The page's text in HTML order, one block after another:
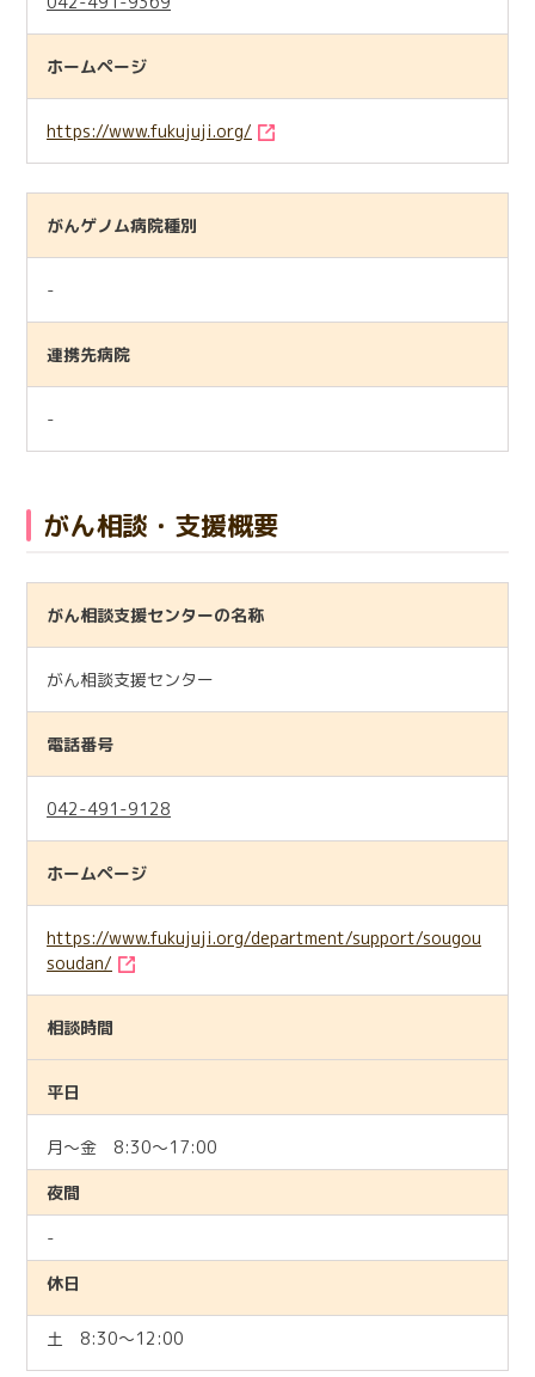
ホームページ
https://www.fukujuji.org/
がんゲノム病院種別
-
連携先病院
-
がん相談・支援概要
がん相談支援センターの名称
がん相談支援センター
電話番号
042-491-9128
ホームページ
https://www.fukujuji.org/department/support/sougou
soudan/
相談時間
平日
月～金 8:30～17:00
夜間
-
休日
土 8:30～12:00